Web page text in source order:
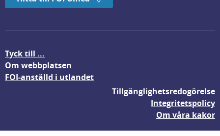
Tyck till ...
Om webbplatsen
FOI-anställd i utlandet
Tillgänglighetsredogörelse
Integritetspolicy
Om våra kakor